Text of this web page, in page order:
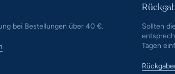
bei Bestellungen über 40 €.
Sollten
Tagen